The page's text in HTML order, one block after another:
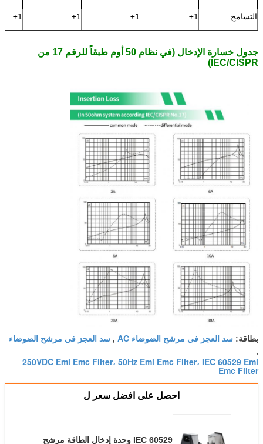
التسامح ±1
±1
±1
±1
جدول خسارة الإدخال (في نظام 50 أوم طبقاً للرقم 17 من
IEC/CISPR)
بطاقة: سد العجز في مرشح الضوضاء AC , سد العجز في مرشح الضوضاء
,
250VDC Emi Emc Filter، 50Hz Emi Emc Filter، IEC 60529 Emi
Emc Filter
احصل على افضل سعر ل
IEC 60529 وحدة إدخال الطاقة مرشح